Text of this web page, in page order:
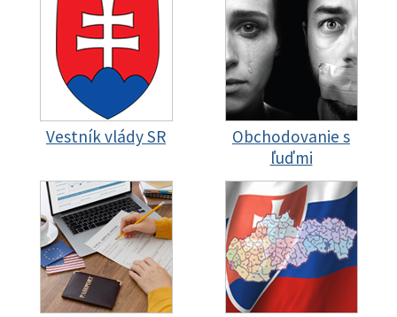
Vestník vlády SR
Obchodovanie s
ľuďmi